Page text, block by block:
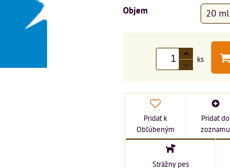
Objem 20 ml
ks
Pridať k
Obľúbeným
Pridať do
zoznamu
Strážny pes